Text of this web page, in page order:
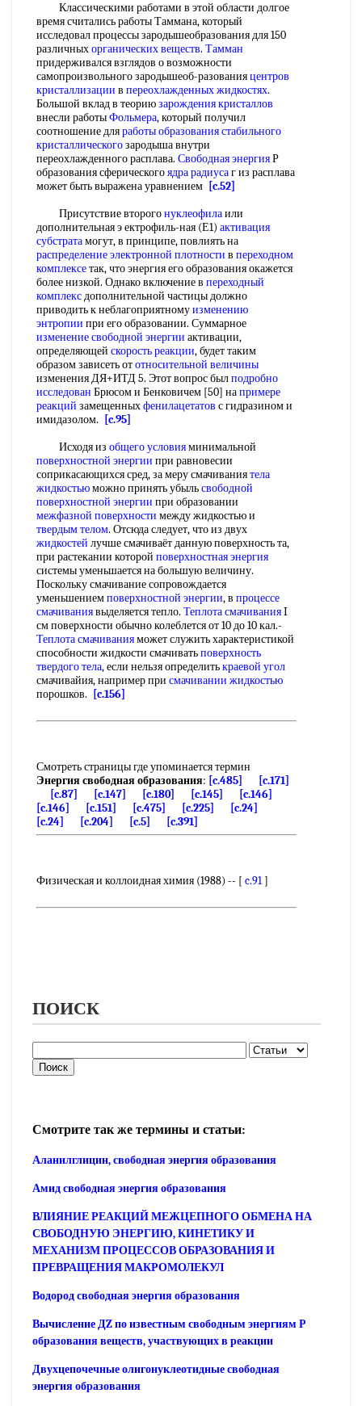
Классическими работами в этой области долгое
время считались работы Таммана, который
исследовал процессы зародышеобразования для 150
различныхорганических веществ. Тамман
придерживался взглядов о возможности
самопроизвольного зародышеоб-разованияцентров
кристаллизации в переохлажденных жидкостях.
Большой вклад в теориюзарождения кристаллов
внесли работыФольмера, который получил
соотношение дляработы образованиястабильного
кристаллическогозародыша внутри
переохлажденного расплава. Свободная энергияР
образования сферическогоядра радиусаг из расплава
может быть выражена уравнением [c.52]
Присутствие второгонуклеофилаили
дополнительная э ектрофиль-ная (Е1) активация
субстратамогут, в принципе, повлиять на
распределение электронной плотности в переходном
комплексетак, что энергия его образования окажется
более низкой. Однако включение в переходный
комплексдополнительной частицы должно
приводить к неблагоприятномуизменению
энтропии при его образовании. Суммарное
изменение свободной энергии активации,
определяющей скорость реакции, будет таким
образом зависеть ототносительной величины
изменения ДЯ+ИТД 5. Этот вопрос былподробно
исследован Брюсом и Бенковичем [50] напримере
реакций замещенныхфенилацетатов с гидразином и
имидазолом.
[c.95]
Исходя из общего условияминимальной
поверхностной энергии при равновесии
соприкасающихся сред, за меру смачиваниятела
жидкостьюможно принять убыльсвободной
поверхностной энергии при образовании
межфазной поверхности между жидкостью и
твердым телом. Отсюда следует, что из двух
жидкостей лучше смачиваёт данную поверхность та,
при растекании которой поверхностная энергия
системы уменьшается на большую величину.
Поскольку смачивание сопровождается
уменьшениемповерхностной энергии, в процессе
смачиваниявыделяется тепло. Теплота смачиванияI
см поверхности обычно колеблется от 10 до 10 кал.-
Теплота смачиванияможет служить характеристикой
способности жидкости смачиватьповерхность
твердого тела, если нельзя определитькраевой угол
смачивайия, например при смачивании жидкостью
порошков.
[c.156]
Смотреть страницы где упоминается термин
Энергия свободная образования: [c.485]
[c.171]
[c.87]
[c.147] [c.180] [c.145]
[c.146]
[c.146]
[c.151] [c.475] [c.225]
[c.24]
[c.24]
[c.204] [c.5] [c.391]
Физическая и коллоидная химия (1988) -- [ c.91]
ПОИСК
Смотрите так же термины и статьи:
Аланилглицин, свободная энергия образования
Амид свободная энергия образования
ВЛИЯНИЕ РЕАКЦИЙ МЕЖЦЕПНОГО ОБМЕНА НА
СВОБОДНУЮ ЭНЕРГИЮ, КИНЕТИКУ И
МЕХАНИЗМ ПРОЦЕССОВ ОБРАЗОВАНИЯ И
ПРЕВРАЩЕНИЯ МАКРОМОЛЕКУЛ
Водород свободная энергия образования
Вычисление ДZ по известным свободным энергиям Р
образования веществ, участвующих в реакции
Двухцепочечные олигонуклеотидные свободная
энергия образования